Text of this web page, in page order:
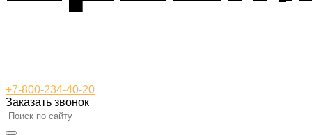
+7-800-234-40-20
Заказать звонок